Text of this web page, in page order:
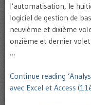
l’automatisation, le
logiciel de gestion de
neuvième et dixième
onzième et dernier
…
Continue reading
avec Excel et Access